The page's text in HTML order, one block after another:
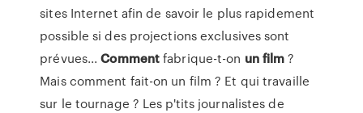
sites Internet afin de savoir le plus rapidement
possible si des projections exclusives sont
prévues...Commentfabrique-t-on un film?
Mais comment fait-on un film ? Et qui travaille
sur le tournage ? Les p'tits journalistes de